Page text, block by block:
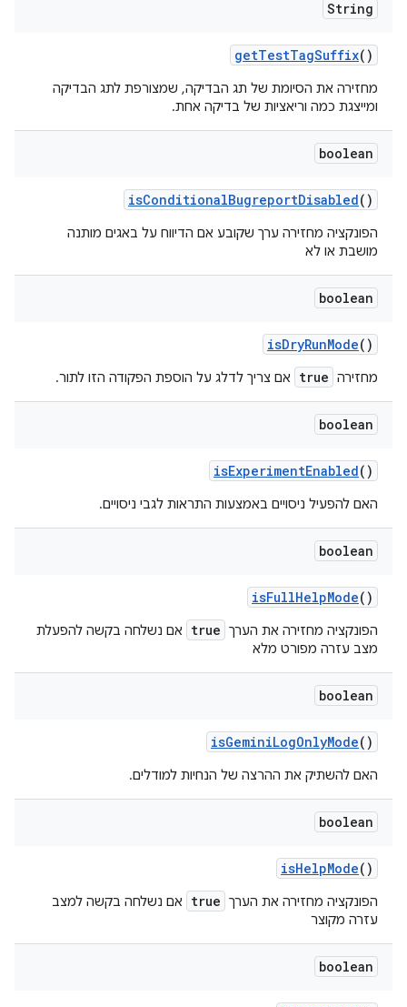
String
getTestTagSuffix()
מחזירה את הסיומת של תג הבדיקה, שמצורפת לתג הבדיקה
ומייצגת כמה וריאציות של בדיקה אחת.
boolean
isConditionalBugreportDisabled()
הפונקציה מחזירה ערך שקובע אם הדיווח על באגים מותנה
מושבת או לא
boolean
isDryRunMode()
מחזירה true אם צריך לדלג על הוספת הפקודה הזו לתור.
boolean
isExperimentEnabled()
האם להפעיל ניסויים באמצעות התראות לגבי ניסויים.
boolean
isFullHelpMode()
הפונקציה מחזירה את הערך true
אם נשלחה בקשה להפעלת
מצב עזרה מפורט מלא
boolean
isGeminiLogOnlyMode()
האם להשתיק את ההרצה של הנחיות למודלים.
boolean
isHelpMode()
הפונקציה מחזירה את הערך true
אם נשלחה בקשה למצב
עזרה מקוצר
boolean